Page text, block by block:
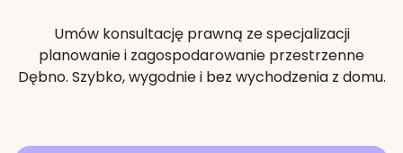
Umów konsultację prawną ze specjalizacji
planowanie i zagospodarowanie przestrzenne
Dębno. Szybko, wygodnie i bez wychodzenia z domu.